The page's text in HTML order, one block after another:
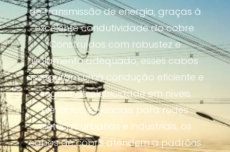
de transmissão de energia, graças à
excelente condutividade do cobre.
Construídos com robustez e
isolamento adequado, esses cabos
asseguram uma condução eficiente e
segura de eletricidade em níveis
elevados. Essenciais para redes
elétricas urbanas e industriais, os
cabos de cobre atendem a padrões